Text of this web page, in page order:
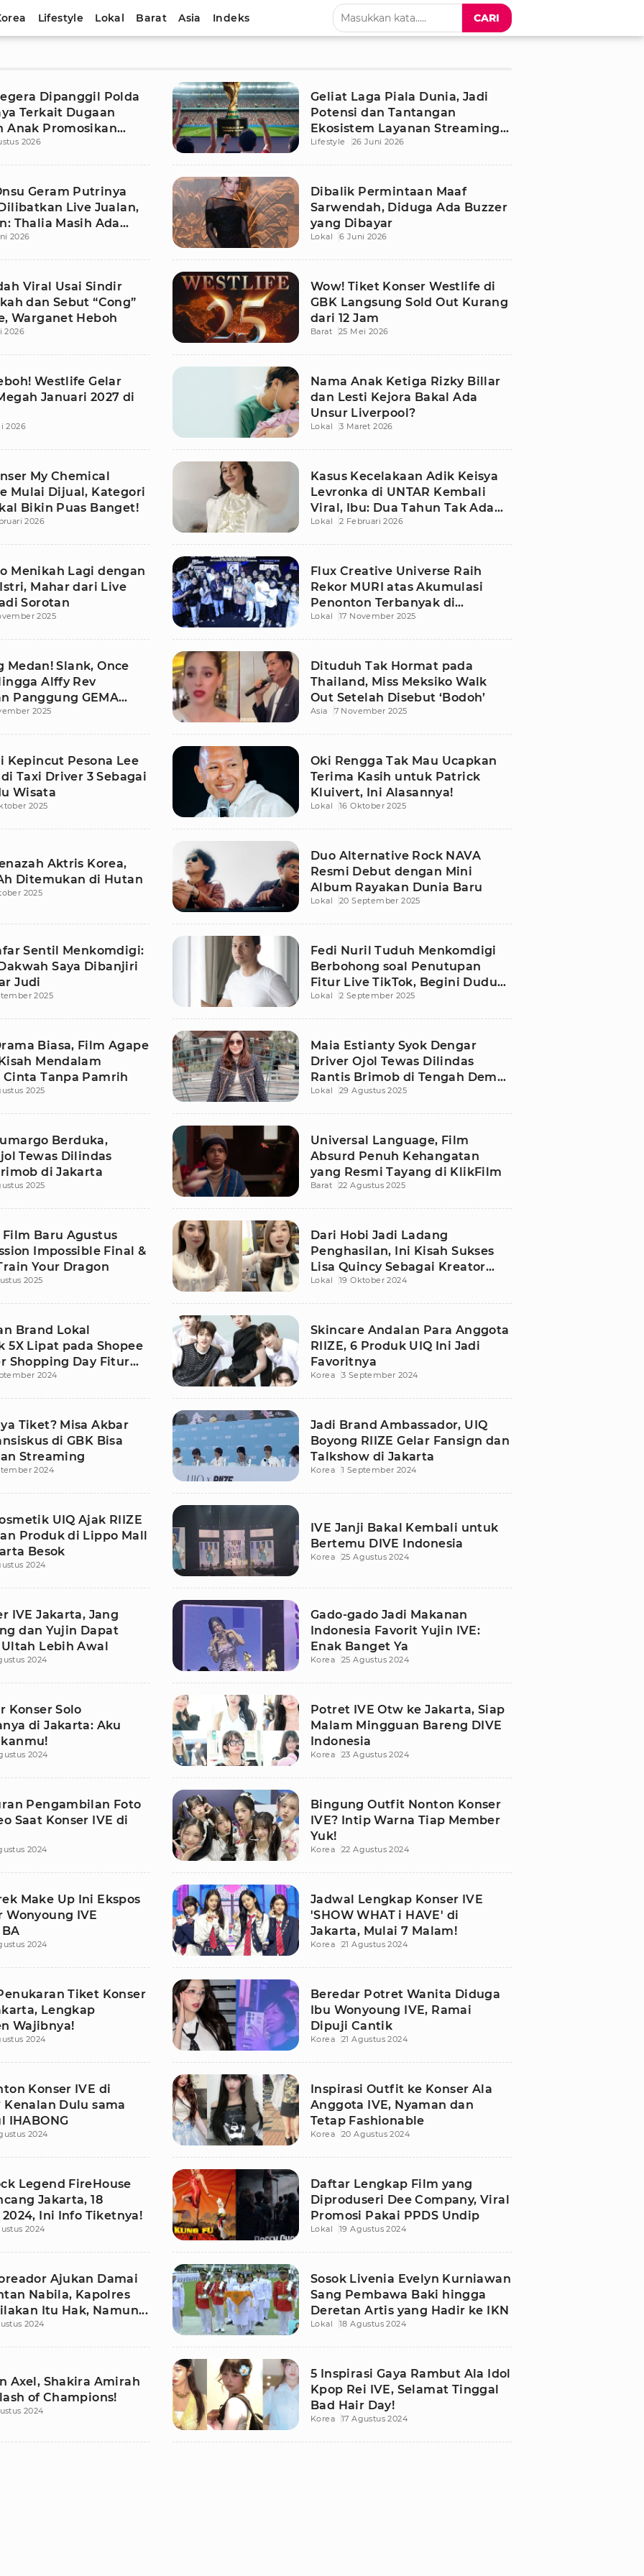
Lifestyle Lokal Barat Asia Indeks CARI
Dipanggil Polda
Terkait Dugaan
Anak Promosikan
2026
Geliat Laga Piala Dunia, Jadi
Potensi dan Tantangan
Ekosistem Layanan Streaming
di Indonesia
Lifestyle 26 Juni 2026
Geram Putrinya
Live Jualan,
Thalia Masih Ada
2026
Dibalik Permintaan Maaf
Sarwendah, Diduga Ada Buzzer
yang Dibayar
Lokal 6 Juni 2026
Viral Usai Sindir
dan Sebut “Cong”
Warganet Heboh
2026
Wow! Tiket Konser Westlife di
GBK Langsung Sold Out Kurang
dari 12 Jam
Barat 25 Mei 2026
Westlife Gelar
Januari 2027 di
2026
Nama Anak Ketiga Rizky Billar
dan Lesti Kejora Bakal Ada
Unsur Liverpool?
Lokal 3 Maret 2026
My Chemical
Mulai Dijual, Kategori
Bikin Puas Banget!
2026
Kasus Kecelakaan Adik Keisya
Levronka di UNTAR Kembali
Viral, Ibu: Dua Tahun Tak Ada
Kejelasan
Lokal 2 Februari 2026
Menikah Lagi dengan
Mahar dari Live
Sorotan
2025
Flux Creative Universe Raih
Rekor MURI atas Akumulasi
Penonton Terbanyak di
Indonesia
Lokal 17 November 2025
Medan! Slank, Once
Alffy Rev
Panggung GEMA
USU2025
Dituduh Tak Hormat pada
Thailand, Miss Meksiko Walk
Out Setelah Disebut ‘Bodoh’
Asia 7 November 2025
Kepincut Pesona Lee
Taxi Driver 3 Sebagai
Wisata
2025
Oki Rengga Tak Mau Ucapkan
Terima Kasih untuk Patrick
Kluivert, Ini Alasannya!
Lokal 16 Oktober 2025
Aktris Korea,
Ditemukan di Hutan
2025
Duo Alternative Rock NAVA
Resmi Debut dengan Mini
Album Rayakan Dunia Baru
Lokal 20 September 2025
Sentil Menkomdigi:
Saya Dibanjiri
Judi
2025
Fedi Nuril Tuduh Menkomdigi
Berbohong soal Penutupan
Fitur Live TikTok, Begini Duduk
Perkaranya
Lokal 2 September 2025
Biasa, Film Agape
Mendalam
Cinta Tanpa Pamrih
2025
Maia Estianty Syok Dengar
Driver Ojol Tewas Dilindas
Rantis Brimob di Tengah Demo
DPR RI
Lokal 29 Agustus 2025
Berduka,
Tewas Dilindas
di Jakarta
2025
Universal Language, Film
Absurd Penuh Kehangatan
yang Resmi Tayang di KlikFilm
Barat 22 Agustus 2025
Baru Agustus
Impossible Final &
Your Dragon
2025
Dari Hobi Jadi Ladang
Penghasilan, Ini Kisah Sukses
Lisa Quincy Sebagai Kreator
Shopee Live
Lokal 19 Oktober 2024
Brand Lokal
5X Lipat pada Shopee
Shopping Day Fitur
2024
Skincare Andalan Para Anggota
RIIZE, 6 Produk UIQ Ini Jadi
Favoritnya
Korea 3 September 2024
Tiket? Misa Akbar
di GBK Bisa
Streaming
2024
Jadi Brand Ambassador, UIQ
Boyong RIIZE Gelar Fansign dan
Talkshow di Jakarta
Korea 1 September 2024
UIQ Ajak RIIZE
Produk di Lippo Mall
Besok
2024
IVE Janji Bakal Kembali untuk
Bertemu DIVE Indonesia
Korea 25 Agustus 2024
IVE Jakarta, Jang
dan Yujin Dapat
Lebih Awal
2024
Gado-gado Jadi Makanan
Indonesia Favorit Yujin IVE:
Enak Banget Ya
Korea 25 Agustus 2024
Konser Solo
di Jakarta: Aku
2024
Potret IVE Otw ke Jakarta, Siap
Malam Mingguan Bareng DIVE
Indonesia
Korea 23 Agustus 2024
Pengambilan Foto
Saat Konser IVE di
2024
Bingung Outfit Nonton Konser
IVE? Intip Warna Tiap Member
Yuk!
Korea 22 Agustus 2024
Make Up Ini Ekspos
Wonyoung IVE
2024
Jadwal Lengkap Konser IVE
'SHOW WHAT i HAVE' di
Jakarta, Mulai 7 Malam!
Korea 21 Agustus 2024
Tiket Konser
Lengkap
Wajibnya!
2024
Beredar Potret Wanita Diduga
Ibu Wonyoung IVE, Ramai
Dipuji Cantik
Korea 21 Agustus 2024
Konser IVE di
Kenalan Dulu sama
IHABONG
2024
Inspirasi Outfit ke Konser Ala
Anggota IVE, Nyaman dan
Tetap Fashionable
Korea 20 Agustus 2024
Legend FireHouse
Jakarta, 18
Ini Info Tiketnya!
2024
Daftar Lengkap Film yang
Diproduseri Dee Company, Viral
Promosi Pakai PPDS Undip
Lokal 19 Agustus 2024
Ajukan Damai
Nabila, Kapolres
Itu Hak, Namun...
2024
Sosok Livenia Evelyn Kurniawan
Sang Pembawa Baki hingga
Deretan Artis yang Hadir ke IKN
Lokal 18 Agustus 2024
Axel, Shakira Amirah
of Champions!
2024
5 Inspirasi Gaya Rambut Ala Idol
Kpop Rei IVE, Selamat Tinggal
Bad Hair Day!
Korea 17 Agustus 2024